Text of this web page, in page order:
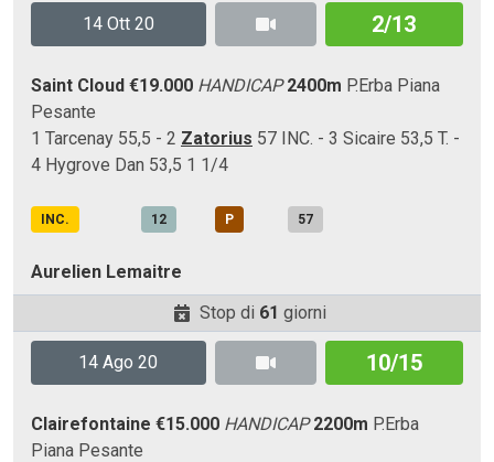
14 Ott 20 2/13
Saint Cloud €19.000 HANDICAP 2400m P.Erba Piana
Pesante
1 Tarcenay 55,5 - 2 Zatorius 57 INC. - 3 Sicaire 53,5 T. -
4 Hygrove Dan 53,5 1 1/4
INC. 12 P 57
Aurelien Lemaitre
Stop di 61 giorni
14 Ago 20 10/15
Clairefontaine €15.000 HANDICAP 2200m P.Erba
Piana Pesante